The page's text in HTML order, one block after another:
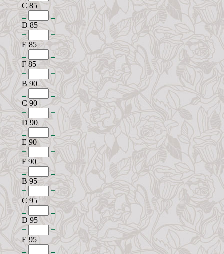
C 85
−
+
D 85
−
+
E 85
−
+
F 85
−
+
B 90
−
+
C 90
−
+
D 90
−
+
E 90
−
+
F 90
−
+
B 95
−
+
C 95
−
+
D 95
−
+
E 95
−
+